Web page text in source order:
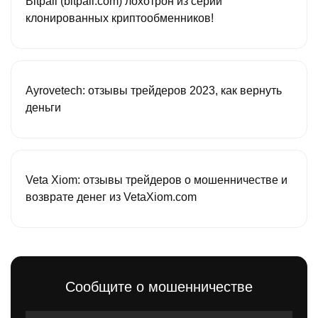
клонированных криптообменников!
Ayrovetech: отзывы трейдеров 2023, как вернуть
деньги
Veta Xiom: отзывы трейдеров о мошенничестве и
возврате денег из VetaXiom.com
Сообщите о мошенничестве